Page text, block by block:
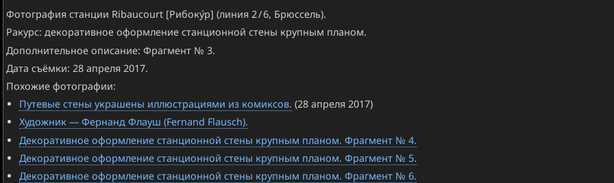
Фотография станции Ribaucourt [Рибоку́р] (линия 2 / 6, Брюссель).
Ракурс: декоративное оформление станционной стены крупным планом.
Дополнительное описание: Фрагмент № 3.
Дата съёмки: 28 апреля 2017.
Похожие фотографии:
Путевые стены украшены иллюстрациями из комиксов. (28 апреля 2017)
Художник — Фернанд Флауш (Fernand Flausch).
Декоративное оформление станционной стены крупным планом. Фрагмент № 4.
Декоративное оформление станционной стены крупным планом. Фрагмент № 5.
Декоративное оформление станционной стены крупным планом. Фрагмент № 6.